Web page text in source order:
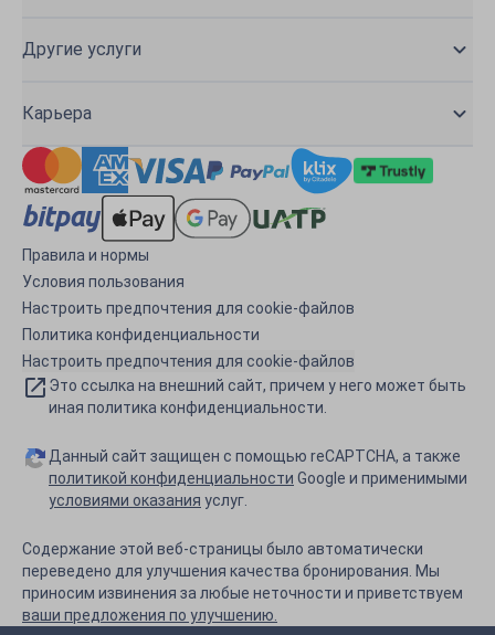
Другие услуги
Карьера
Правила и нормы
Условия пользования
Настроить предпочтения для cookie-файлов
Политика конфиденциальности
Настроить предпочтения для cookie-файлов
Это ссылка на внешний сайт, причем у него может быть
иная политика конфиденциальности.
Данный сайт защищен с помощью reCAPTCHA, а также
политикой конфиденциальности Google и применимыми
условиями оказания услуг.
Содержание этой веб-страницы было автоматически
переведено для улучшения качества бронирования. Мы
приносим извинения за любые неточности и приветствуем
ваши предложения по улучшению.